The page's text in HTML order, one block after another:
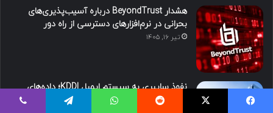
هشدار BeyondTrust درباره آسیب‌پذیری‌های
بحرانی در نرم‌افزارهای دسترسی از راه دور
تیر ۱۶, ۱۴۰۵
نفوذ سایبری به سیستم ایمیل KDDI؛ داده‌های
میلیون‌ها کاربر در معرض خطر